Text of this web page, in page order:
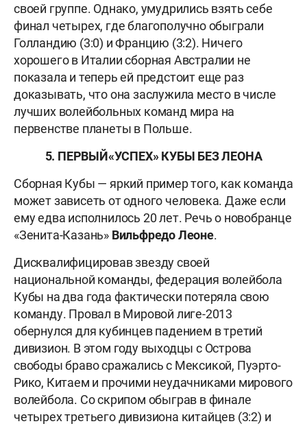
своей группе. Однако, умудрились взять себе
финал четырех, где благополучно обыграли
Голландию (3:0) и Францию (3:2). Ничего
хорошего в Италии сборная Австралии не
показала и теперь ей предстоит еще раз
доказывать, что она заслужила место в числе
лучших волейбольных команд мира на
первенстве планеты в Польше.
5. ПЕРВЫЙ«УСПЕХ» КУБЫ БЕЗ ЛЕОНА
Сборная Кубы — яркий пример того, как команда
может зависеть от одного человека. Даже если
ему едва исполнилось 20 лет. Речь о новобранце
«Зенита-Казань» Вильфредо Леоне.
Дисквалифицировав звезду своей
национальной команды, федерация волейбола
Кубы на два года фактически потеряла свою
команду. Провал в Мировой лиге-2013
обернулся для кубинцев падением в третий
дивизион. В этом году выходцы с Острова
свободы браво сражались с Мексикой, Пуэрто-
Рико, Китаем и прочими неудачниками мирового
волейбола. Со скрипом обыграв в финале
четырех третьего дивизиона китайцев (3:2) и